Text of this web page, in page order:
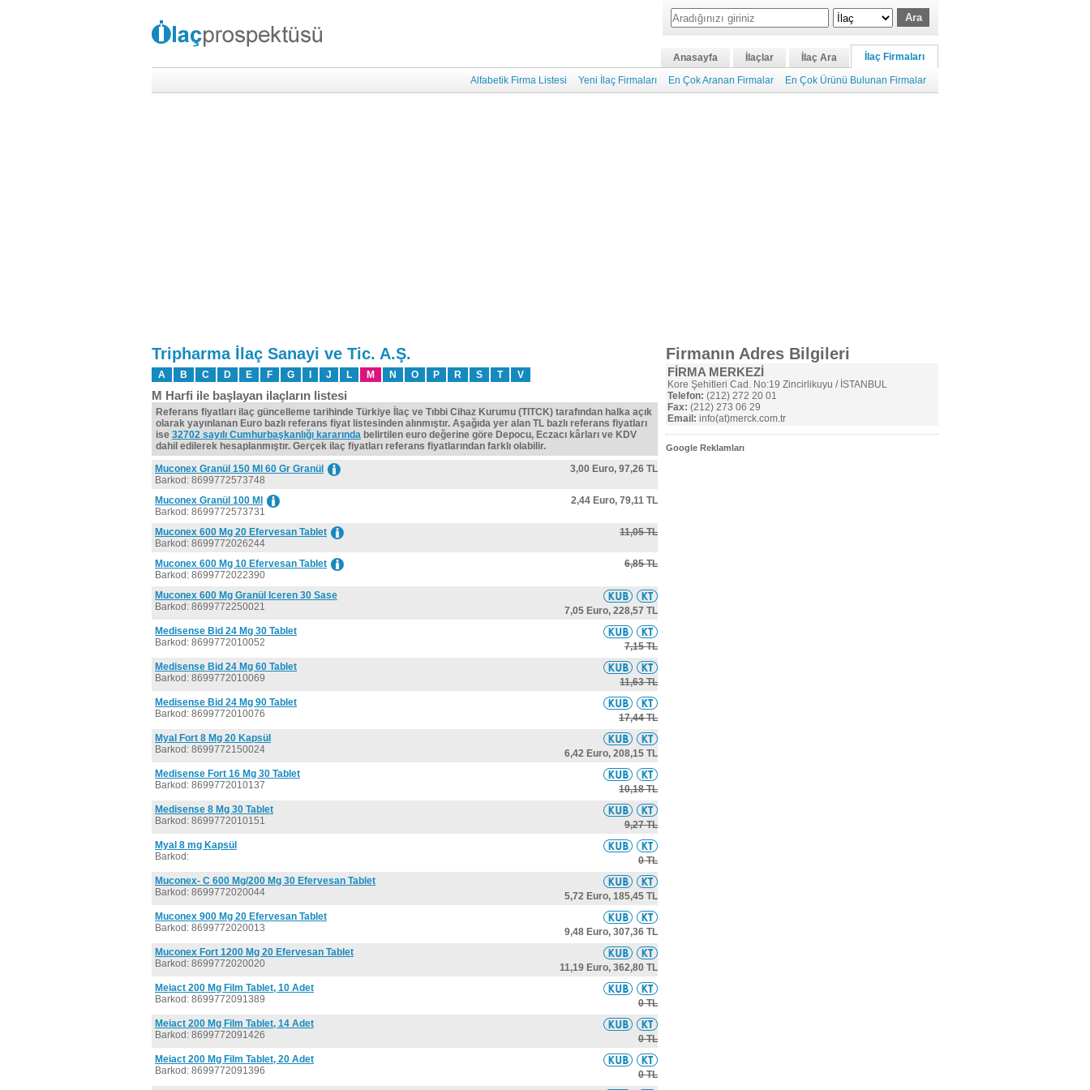
Anasayfa İlaçlar İlaç Ara İlaç Firmaları
Alfabetik Firma Listesi Yeni İlaç Firmaları En Çok Aranan Firmalar En Çok Ürünü Bulunan Firmalar
Tripharma İlaç Sanayi ve Tic. A.Ş.
A B C D E F G J L M N O P R S T V
M Harfi ile başlayan ilaçların listesi
Referans fiyatları ilaç güncelleme tarihinde Türkiye İlaç ve Tıbbi Cihaz Kurumu (TITCK) tarafından halka açık
olarak yayınlanan Euro bazlı referans fiyat listesinden alınmıştır. Aşağıda yer alan TL bazlı referans fiyatları
ise 32702 sayılı Cumhurbaşkanlığı kararında belirtilen euro değerine göre Depocu, Eczacı kârları ve KDV
dahil edilerek hesaplanmıştır. Gerçek ilaç fiyatları referans fiyatlarından farklı olabilir.
Muconex Granül 150 Ml 60 Gr Granül
Barkod: 8699772573748
3,00 Euro, 97,26 TL
Muconex Granül 100 Ml
Barkod: 8699772573731
2,44 Euro, 79,11 TL
Muconex 600 Mg 20 Efervesan Tablet
Barkod: 8699772026244
11,05 TL
Muconex 600 Mg 10 Efervesan Tablet
Barkod: 8699772022390
6,85 TL
Muconex 600 Mg Granül Iceren 30 Sase
Barkod: 8699772250021
7,05 Euro, 228,57 TL
Medisense Bid 24 Mg 30 Tablet
Barkod: 8699772010052
7,15 TL
Medisense Bid 24 Mg 60 Tablet
Barkod: 8699772010069
11,63 TL
Medisense Bid 24 Mg 90 Tablet
Barkod: 8699772010076
17,44 TL
Myal Fort 8 Mg 20 Kapsül
Barkod: 8699772150024
6,42 Euro, 208,15 TL
Medisense Fort 16 Mg 30 Tablet
Barkod: 8699772010137
10,18 TL
Medisense 8 Mg 30 Tablet
Barkod: 8699772010151
9,27 TL
Myal 8 mg Kapsül
Barkod:
0 TL
Muconex- C 600 Mg/200 Mg 30 Efervesan Tablet
Barkod: 8699772020044
5,72 Euro, 185,45 TL
Muconex 900 Mg 20 Efervesan Tablet
Barkod: 8699772020013
9,48 Euro, 307,36 TL
Muconex Fort 1200 Mg 20 Efervesan Tablet
Barkod: 8699772020020
11,19 Euro, 362,80 TL
Meiact 200 Mg Film Tablet, 10 Adet
Barkod: 8699772091389
0 TL
Meiact 200 Mg Film Tablet, 14 Adet
Barkod: 8699772091426
0 TL
Meiact 200 Mg Film Tablet, 20 Adet
Barkod: 8699772091396
0 TL
Firmanın Adres Bilgileri
FİRMA MERKEZİ
Kore Şehitleri Cad. No:19 Zincirlikuyu / İSTANBUL
Telefon: (212) 272 20 01
Fax: (212) 273 06 29
Email: info(at)merck.com.tr
Google Reklamları